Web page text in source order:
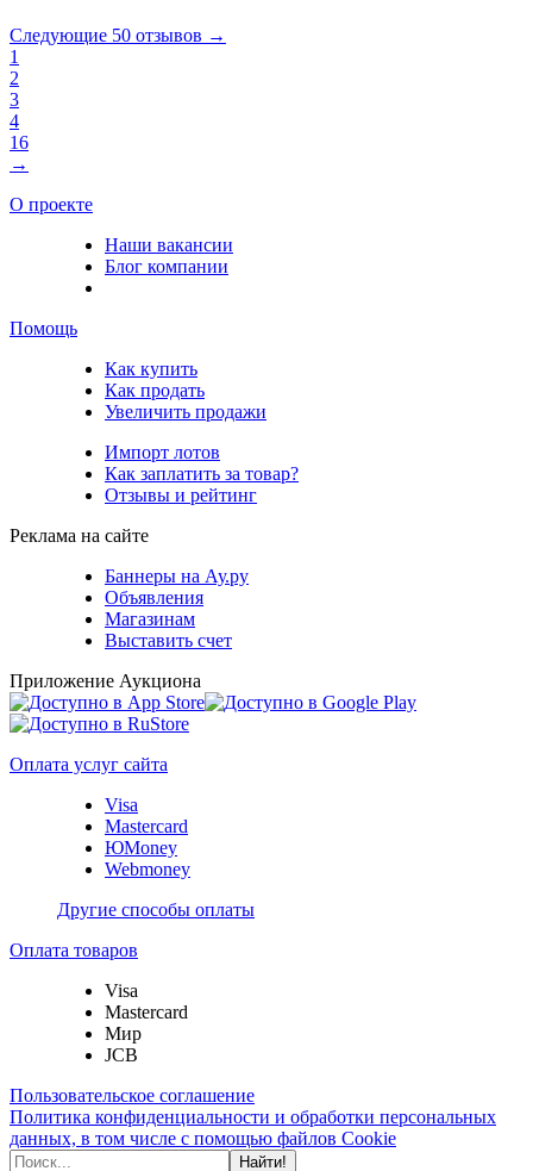
Следующие 50 отзывов →
1
2
3
4
16
→
О проекте
Наши вакансии
Блог компании
Помощь
Как купить
Как продать
Увеличить продажи
Импорт лотов
Как заплатить за товар?
Отзывы и рейтинг
Реклама на сайте
Баннеры на Ау.ру
Объявления
Магазинам
Выставить счет
Приложение Аукциона
Оплата услуг сайта
Visa
Mastercard
ЮMoney
Webmoney
Другие способы оплаты
Оплата товаров
Visa
Mastercard
Мир
JCB
Пользовательское соглашение
Политика конфиденциальности и обработки персональных
данных, в том числе с помощью файлов Cookie
Найти!